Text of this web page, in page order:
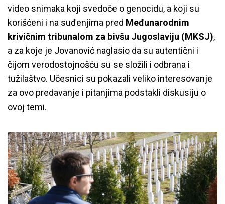
video snimaka koji svedoče o genocidu, a koji su
korišćeni i na suđenjima pred Međunarodnim
krivičnim tribunalom za bivšu Jugoslaviju (MKSJ),
a za koje je Jovanović naglasio da su autentični i
čijom verodostojnošću su se složili i odbrana i
tužilaštvo. Učesnici su pokazali veliko interesovanje
za ovo predavanje i pitanjima podstakli diskusiju o
ovoj temi.